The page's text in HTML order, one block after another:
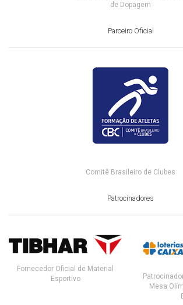
de Dopagem
Parceiro Oficial
Comitê Brasileiro de Clubes
Patrocinadores
Fornecedor Oficial de Material
Esportivo
Mesa